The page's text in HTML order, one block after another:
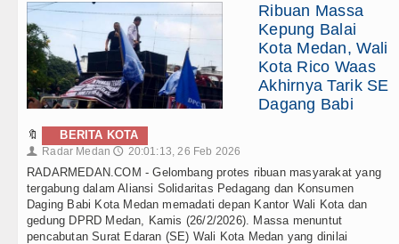
Ribuan Massa
Kepung Balai
Kota Medan, Wali
Kota Rico Waas
Akhirnya Tarik SE
Dagang Babi
🔖 BERITA KOTA
👤 Radar Medan 🕔 20:01:13, 26 Feb 2026
RADARMEDAN.COM - Gelombang protes ribuan masyarakat yang
tergabung dalam Aliansi Solidaritas Pedagang dan Konsumen
Daging Babi Kota Medan memadati depan Kantor Wali Kota dan
gedung DPRD Medan, Kamis (26/2/2026). Massa menuntut
pencabutan Surat Edaran (SE) Wali Kota Medan yang dinilai